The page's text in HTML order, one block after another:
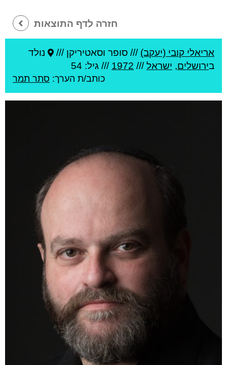
חזרה לדף התוצאות
אריאלי קובי (יעקב) /// סופר וסאטיריקן ///
נולד
בירושלים, ישראל///
1972 /// גיל: 54
כותב/ת הערך: סתר תמר